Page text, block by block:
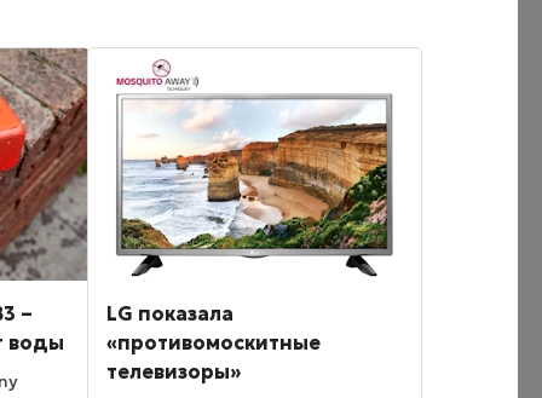
–
воды
LG показала
«противомоскитные
телевизоры»